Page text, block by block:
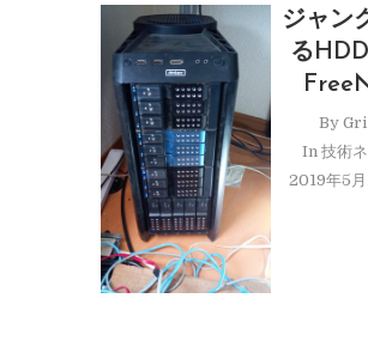
ジャン
る
By Gri
In 技術
2019年5